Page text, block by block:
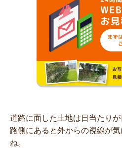
道路に面した土地は日当たり
路側にあると外からの視線が
ね。